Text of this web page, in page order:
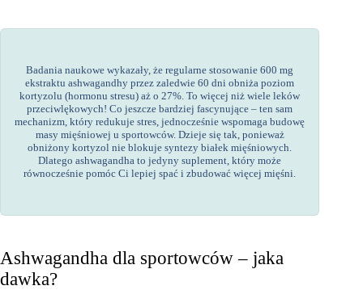
Badania naukowe wykazały, że regularne stosowanie 600 mg
ekstraktu ashwagandhy przez zaledwie 60 dni obniża poziom
kortyzolu (hormonu stresu) aż o 27%. To więcej niż wiele leków
przeciwlękowych! Co jeszcze bardziej fascynujące – ten sam
mechanizm, który redukuje stres, jednocześnie wspomaga budowę
masy mięśniowej u sportowców. Dzieje się tak, ponieważ
obniżony kortyzol nie blokuje syntezy białek mięśniowych.
Dlatego ashwagandha to jedyny suplement, który może
równocześnie pomóc Ci lepiej spać i zbudować więcej mięśni.
Ashwagandha dla sportowców – jaka
dawka?